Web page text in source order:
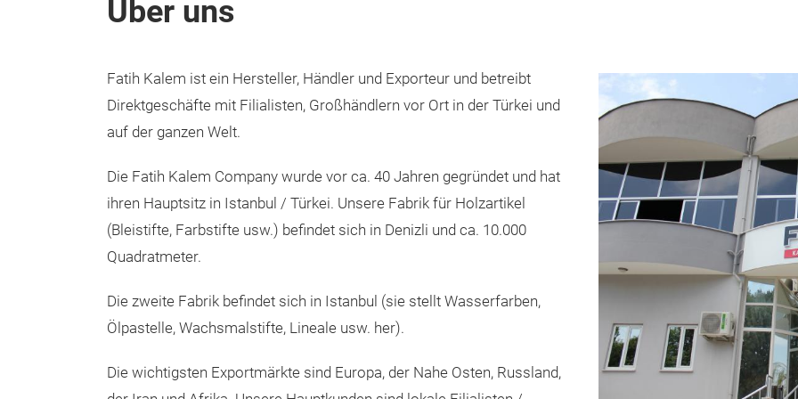
Über uns
Fatih Kalem ist ein Hersteller, Händler und Exporteur und betreibt
Direktgeschäfte mit Filialisten, Großhändlern vor Ort in der Türkei und
auf der ganzen Welt.
Die Fatih Kalem Company wurde vor ca. 40 Jahren gegründet und hat
ihren Hauptsitz in Istanbul / Türkei. Unsere Fabrik für Holzartikel
(Bleistifte, Farbstifte usw.) befindet sich in Denizli und ca. 10.000
Quadratmeter.
Die zweite Fabrik befindet sich in Istanbul (sie stellt Wasserfarben,
Ölpastelle, Wachsmalstifte, Lineale usw. her).
Die wichtigsten Exportmärkte sind Europa, der Nahe Osten, Russland,